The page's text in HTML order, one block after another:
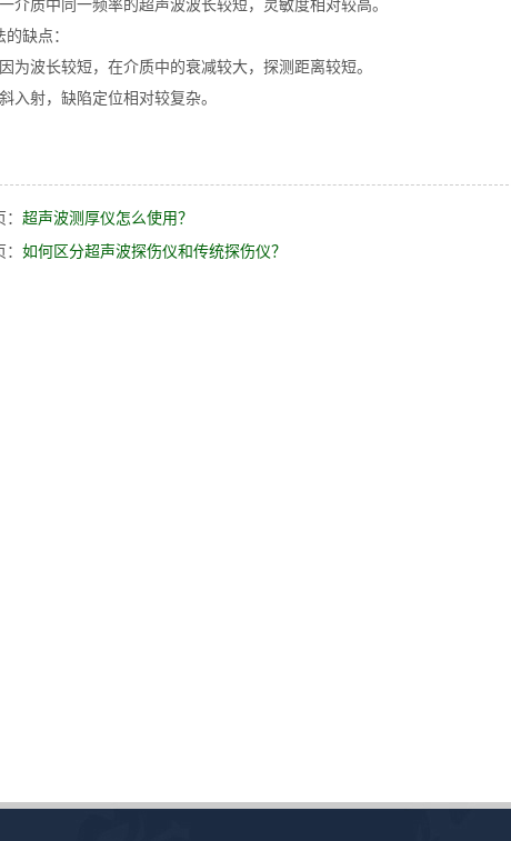
介质中同一频率的超声波波长较短，灵敏度相对较高。
缺点：
为波长较短，在介质中的衰减较大，探测距离较短。
入射，缺陷定位相对较复杂。
超声波测厚仪怎么使用？
如何区分超声波探伤仪和传统探伤仪？